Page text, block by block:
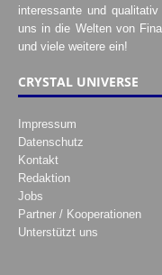
interessante und
uns in die Welten von
und viele weitere ein!
CRYSTAL UNIVERSE
Impressum
Datenschutz
Kontakt
Redaktion
Jobs
Partner / Kooperationen
Unterstützt uns